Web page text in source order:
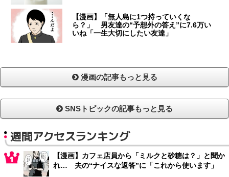
【漫画】「無人島に1つ持っていくな
ら？」 男友達の“予想外の答え”に7.6万い
いね「一生大切にしたい友達」
漫画の記事もっと見る
SNSトピックの記事もっと見る
週間アクセスランキング
【漫画】カフェ店員から「ミルクと砂糖は？」と聞か
れ… 夫の“ナイスな返答”に「これから使います」